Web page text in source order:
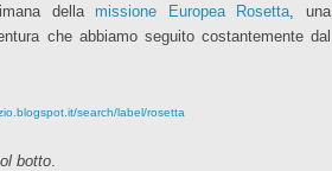
dellamissione Europea Rosetta , una
che abbiamo seguito costantemente dal
search/label/rosetta
botto